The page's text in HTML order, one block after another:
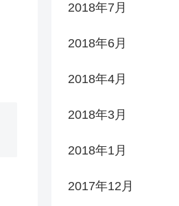
2018年7月
2018年6月
2018年4月
2018年3月
2018年1月
2017年12月